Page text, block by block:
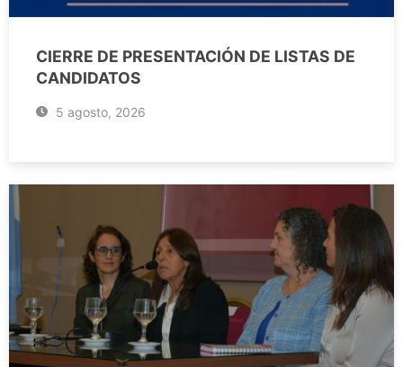
CIERRE DE PRESENTACIÓN DE LISTAS DE
CANDIDATOS
5 agosto, 2026